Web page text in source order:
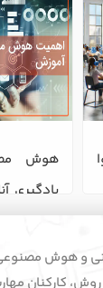
عصر جدید
سازمانی و
کارکنان